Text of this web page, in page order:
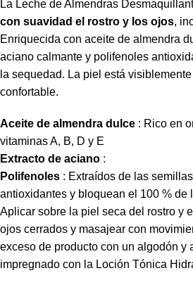
La Leche de Almendras
con suavidad el rostro y los ojos,
Enriquecida con aceite de almendra
aciano calmante y polifenoles
la sequedad. La piel está
confortable.
Aceite de almendra dulce : Rico en
vitaminas A, B, D y E
Extracto de aciano :
Polifenoles : Extraídos de las
antioxidantes y bloquean el 100 % de
Aplicar sobre la piel seca del rostro y
ojos cerrados y masajear con
exceso de producto con un algodón y
impregnado con la Loción Tónica